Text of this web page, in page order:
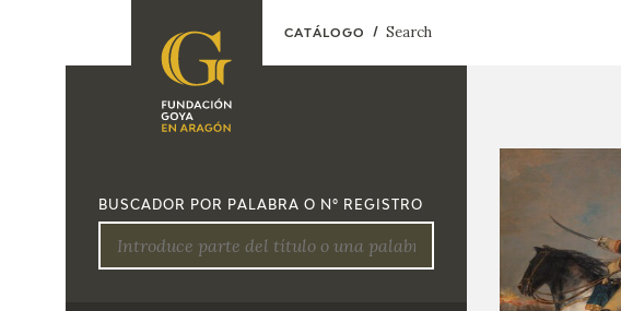
FOUNDATION
BUSCADOR POR PALABRA O Nº REGISTRO
CATÁLOGO Search